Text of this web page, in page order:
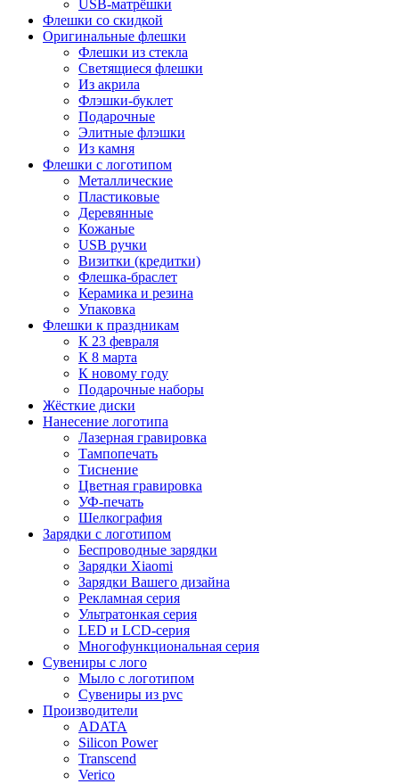
USB-матрёшки
Флешки со скидкой
Оригинальные флешки
Флешки из стекла
Светящиеся флешки
Из акрила
Флэшки-буклет
Подарочные
Элитные флэшки
Из камня
Флешки с логотипом
Металлические
Пластиковые
Деревянные
Кожаные
USB ручки
Визитки (кредитки)
Флешка-браслет
Керамика и резина
Упаковка
Флешки к праздникам
К 23 февраля
К 8 марта
К новому году
Подарочные наборы
Жёсткие диски
Нанесение логотипа
Лазерная гравировка
Тампопечать
Тиснение
Цветная гравировка
УФ-печать
Шелкография
Зарядки с логотипом
Беспроводные зарядки
Зарядки Xiaomi
Зарядки Вашего дизайна
Рекламная серия
Ультратонкая серия
LED и LCD-серия
Многофункциональная серия
Сувениры с лого
Мыло с логотипом
Сувениры из pvc
Производители
ADATA
Silicon Power
Transcend
Verico